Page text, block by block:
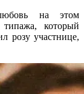
на этом
типажа, который
розу участнице,